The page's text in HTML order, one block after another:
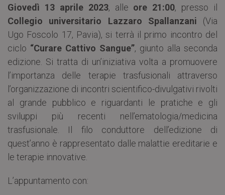
Giovedì 13 aprile 2023, alle ore 21:00, presso il
Collegio universitario Lazzaro Spallanzani (Via
Ugo Foscolo 17, Pavia), si terrà il primo incontro del
ciclo “Curare Cattivo Sangue”, giunto alla seconda
edizione. Si tratta di un’iniziativa volta a promuovere
l’importanza delle terapie trasfusionali attraverso
l’organizzazione di incontri scientifico-divulgativi rivolti
al grande pubblico e riguardanti le pratiche e gli
sviluppi più recenti nell’ematologia/medicina
trasfusionale. Il filo conduttore dell’edizione di
quest’anno è rappresentato dalle malattie ereditarie e
le terapie innovative.
L’appuntamento con: